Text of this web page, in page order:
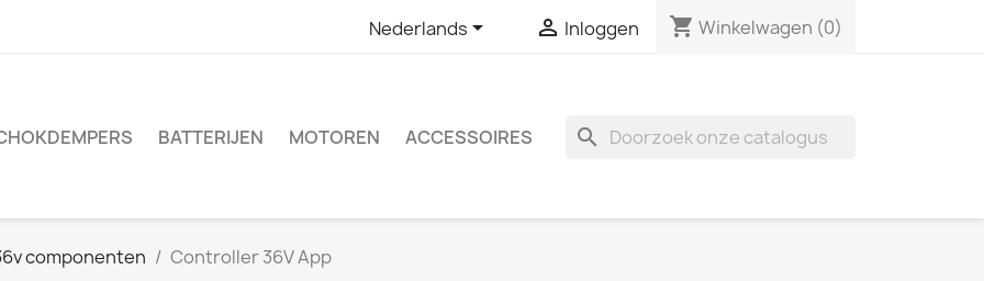
Nederlands  Inloggen shopping_cart Winkelwagen (0)
BATTERIJEN MOTOREN ACCESSOIRES search
componenten Controller 36V App